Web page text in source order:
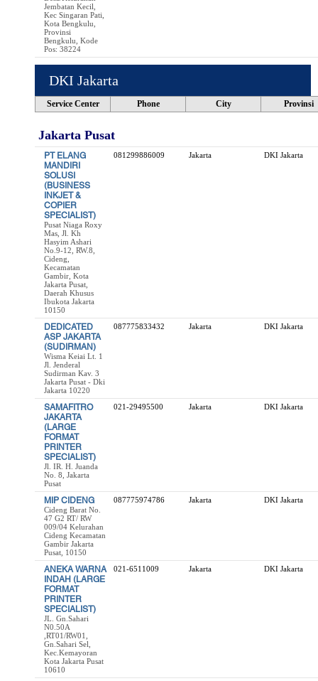
Jembatan Kecil,
Kec Singaran Pati,
Kota Bengkulu,
Provinsi
Bengkulu, Kode
Pos: 38224
DKI Jakarta
Service Center Phone City Provinsi
Jakarta Pusat
PT ELANG
MANDIRI
SOLUSI
(BUSINESS
INKJET &
COPIER
SPECIALIST)
Pusat Niaga Roxy
Mas, Jl. Kh
Hasyim Ashari
No.9-12, RW.8,
Cideng,
Kecamatan
Gambir, Kota
Jakarta Pusat,
Daerah Khusus
Ibukota Jakarta
10150
081299886009 Jakarta DKI Jakarta
DEDICATED
ASP JAKARTA
(SUDIRMAN)
Wisma Keiai Lt. 1
Jl. Jenderal
Sudirman Kav. 3
Jakarta Pusat - Dki
Jakarta 10220
087775833432 Jakarta DKI Jakarta
SAMAFITRO
JAKARTA
(LARGE
FORMAT
PRINTER
SPECIALIST)
Jl. IR. H. Juanda
No. 8, Jakarta
Pusat
021-29495500 Jakarta DKI Jakarta
MIP CIDENG
Cideng Barat No.
47 G2 RT/ RW
009/04 Kelurahan
Cideng Kecamatan
Gambir Jakarta
Pusat, 10150
087775974786 Jakarta DKI Jakarta
ANEKA WARNA
INDAH (LARGE
FORMAT
PRINTER
SPECIALIST)
JL. Gn.Sahari
N0.50A
,RT01/RW01,
Gn.Sahari Sel,
Kec.Kemayoran
Kota Jakarta Pusat
10610
021-6511009 Jakarta DKI Jakarta